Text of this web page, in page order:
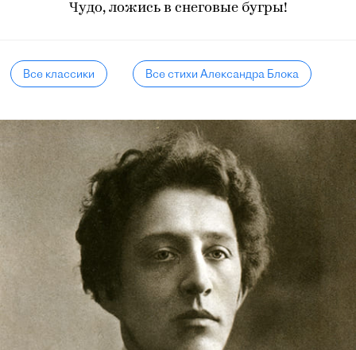
Чудо, ложись в снеговые бугры!
Все классики Все стихи Александра Блока